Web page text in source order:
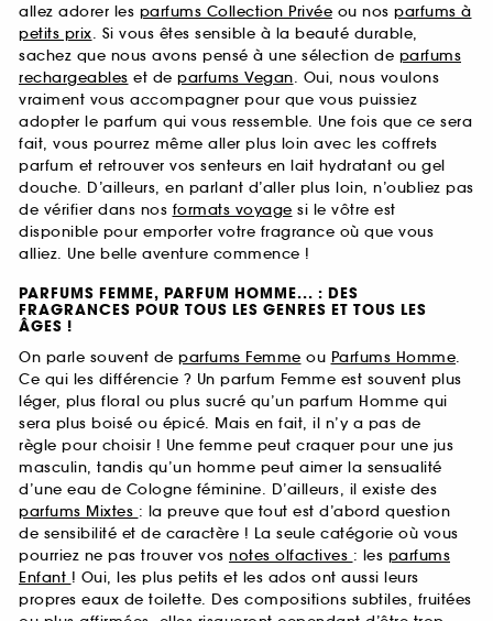
allez adorer les parfums Collection Privée ou nos parfums à
petits prix. Si vous êtes sensible à la beauté durable,
sachez que nous avons pensé à une sélection de parfums
rechargeables et de parfums Vegan. Oui, nous voulons
vraiment vous accompagner pour que vous puissiez
adopter le parfum qui vous ressemble. Une fois que ce sera
fait, vous pourrez même aller plus loin avec les coffrets
parfum et retrouver vos senteurs en lait hydratant ou gel
douche. D’ailleurs, en parlant d’aller plus loin, n’oubliez pas
de vérifier dans nos formats voyage si le vôtre est
disponible pour emporter votre fragrance où que vous
alliez. Une belle aventure commence !
PARFUMS FEMME, PARFUM HOMME... : DES
FRAGRANCES POUR TOUS LES GENRES ET TOUS LES
ÂGES !
On parle souvent de parfums Femme ou Parfums Homme.
Ce qui les différencie ? Un parfum Femme est souvent plus
léger, plus floral ou plus sucré qu’un parfum Homme qui
sera plus boisé ou épicé. Mais en fait, il n’y a pas de
règle pour choisir ! Une femme peut craquer pour une jus
masculin, tandis qu’un homme peut aimer la sensualité
d’une eau de Cologne féminine. D’ailleurs, il existe des
parfums Mixtes : la preuve que tout est d’abord question
de sensibilité et de caractère ! La seule catégorie où vous
pourriez ne pas trouver vos notes olfactives : les parfums
Enfant ! Oui, les plus petits et les ados ont aussi leurs
propres eaux de toilette. Des compositions subtiles, fruitées